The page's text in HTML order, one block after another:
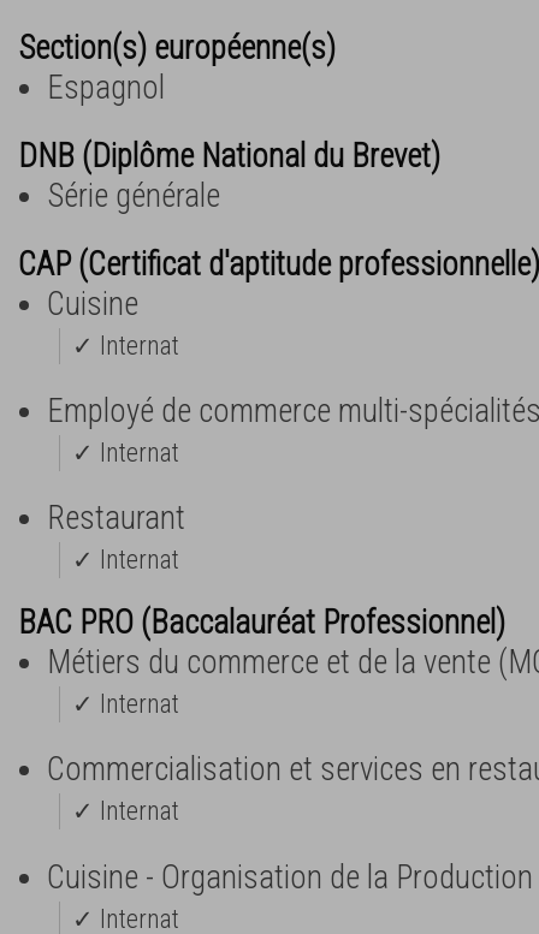
Section(s) européenne(s)
Espagnol
DNB (Diplôme National du Brevet)
Série générale
CAP (Certificat d'aptitude professionnelle)
Cuisine
✓ Internat
Employé de commerce multi-
✓ Internat
Restaurant
✓ Internat
BAC PRO (Baccalauréat Professionnel)
Métiers du commerce et de la vente
✓ Internat
Commercialisation et services en
✓ Internat
Cuisine - Organisation de la
✓ Internat